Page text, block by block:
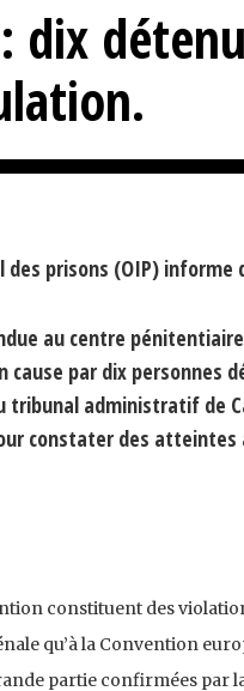
prisons (OIP) informe
au centre
par dix personnes
administratif de
constater des atteintes
constituent des
qu’à la Convention
partie confirmées par